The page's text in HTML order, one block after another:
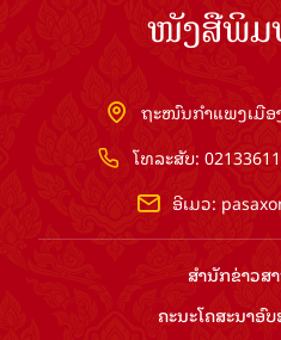
ໜັງສືພິມ
ຖະໜົນກຳແພງເມືອ
ໂທລະສັບ:
ອີເມວ:
ສຳ​ນັກ​ຂ່າວ​ສ
ຄະນະໂຄສະນາອົ